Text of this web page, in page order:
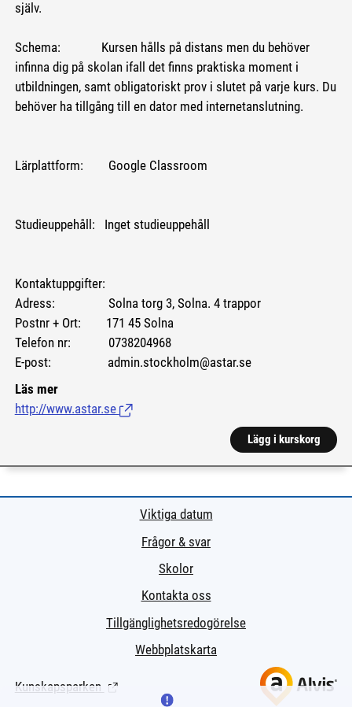
själv.
Schema: Kursen hålls på distans men du behöver
infinna dig på skolan ifall det finns praktiska moment i
utbildningen, samt obligatoriskt prov i slutet på varje kurs. Du
behöver ha tillgång till en dator med internetanslutning.
Lärplattform: Google Classroom
Studieuppehåll: Inget studieuppehåll
Kontaktuppgifter:
Adress: Solna torg 3, Solna. 4 trappor
Postnr + Ort: 171 45 Solna
Telefon nr: 0738204968
E-post: admin.stockholm@astar.se
Läs mer
http://www.astar.se (Länk till extern sida.)
Lägg i kurskorg
Viktiga datum
Frågor & svar
Skolor
Kontakta oss
Tillgänglighetsredogörelse
Webbplatskarta
Kunskapsparken (Länk till extern sida.)